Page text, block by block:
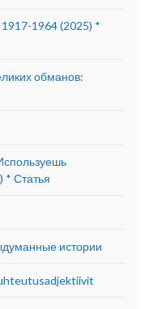
1964 (2025) *
обманов:
* Статья
истории